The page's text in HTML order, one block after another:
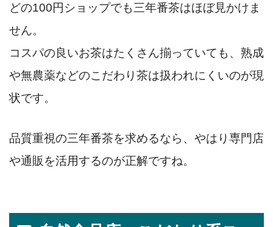
どの100円ショップでも三年番茶はほぼ見かけま
せん。
コスパの良いお茶はたくさん揃っていても、熟成
や無農薬などのこだわり茶は扱われにくいのが現
状です。
品質重視の三年番茶を求めるなら、やはり専門店
や通販を活用するのが正解ですね。